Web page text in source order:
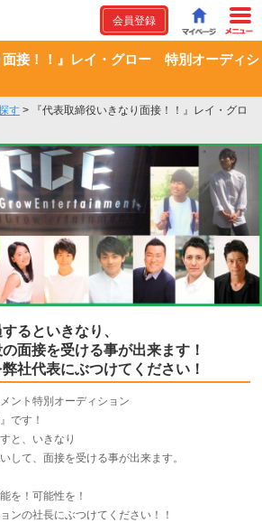
会員登録
面接！！』レイ・グロー 特別オーディシ
す >
『代表取締役いきなり面接！！』レイ・グロ
るといきなり、
面接を受ける事が出来ます！
社代表にぶつけてください！
ント特別オーディション
です！
と、いきなり
して、面接を受ける事が出来ます。
を！可能性を！
ンの社長にぶつけてください！！